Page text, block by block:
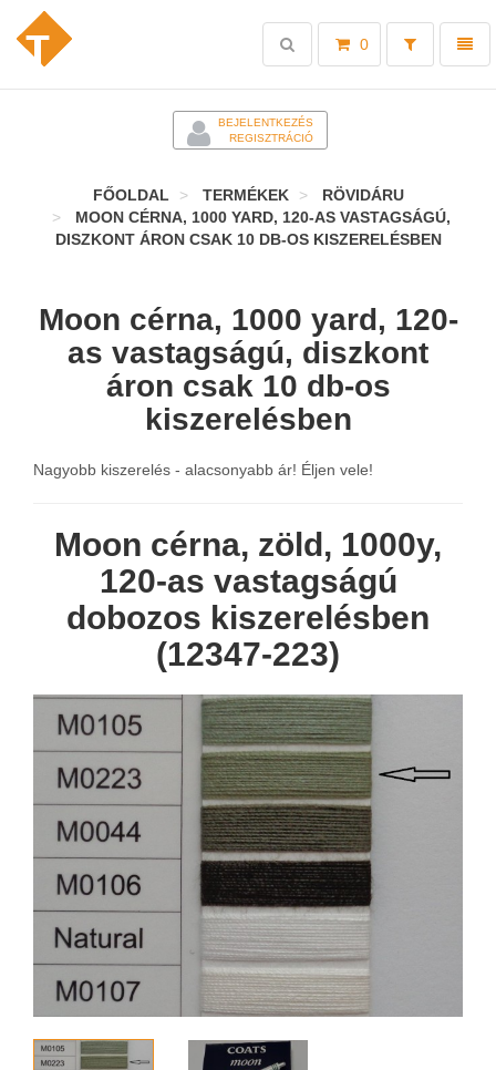
Toggle
0
Toggle
search
BEJELENTKEZÉS
REGISZTRÁCIÓ
FŐOLDAL TERMÉKEK
RÖVIDÁRU
MOON CÉRNA, 1000 YARD, 120-AS VASTAGSÁGÚ,
DISZKONT ÁRON CSAK 10 DB-OS KISZERELÉSBEN
Moon cérna, 1000 yard, 120-
as vastagságú, diszkont
áron csak 10 db-os
kiszerelésben
Nagyobb kiszerelés - alacsonyabb ár! Éljen vele!
Moon cérna, zöld, 1000y,
120-as vastagságú
dobozos kiszerelésben
(12347-223)